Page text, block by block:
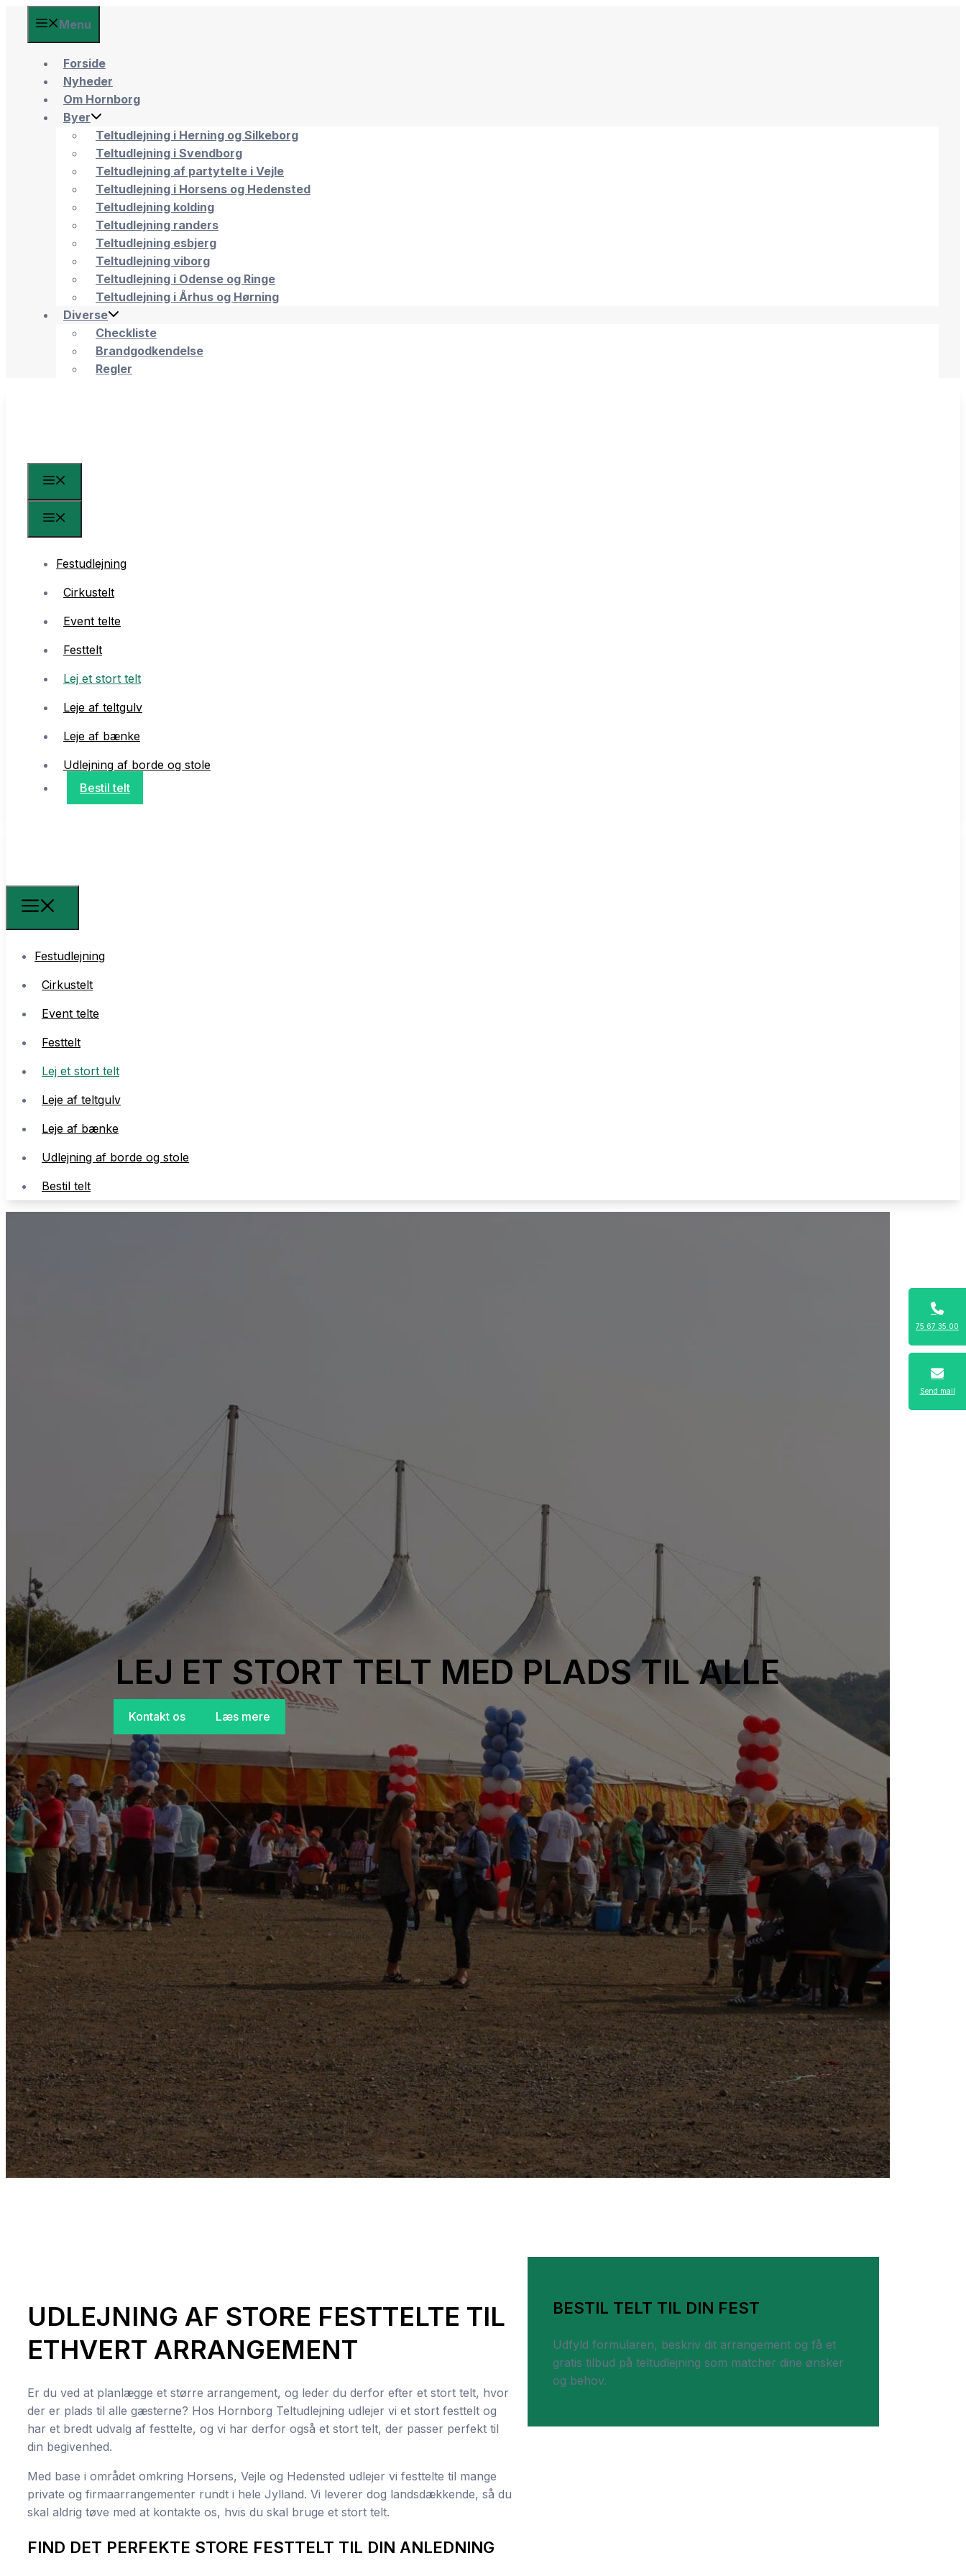
Menu
Forside
Nyheder
Om Hornborg
Byer
Teltudlejning i Herning og Silkeborg
Teltudlejning i Svendborg
Teltudlejning af partytelte i Vejle
Teltudlejning i Horsens og Hedensted
Teltudlejning kolding
Teltudlejning randers
Teltudlejning esbjerg
Teltudlejning viborg
Teltudlejning i Odense og Ringe
Teltudlejning i Århus og Hørning
Diverse
Checkliste
Brandgodkendelse
Regler
Festudlejning
Cirkustelt
Event telte
Festtelt
Lej et stort telt
Leje af teltgulv
Leje af bænke
Udlejning af borde og stole
Bestil telt
Festudlejning
Cirkustelt
Event telte
Festtelt
Lej et stort telt
Leje af teltgulv
Leje af bænke
Udlejning af borde og stole
Bestil telt
LEJ ET STORT TELT MED PLADS TIL ALLE
Kontakt os Læs mere
UDLEJNING AF STORE FESTTELTE TIL
ETHVERT ARRANGEMENT
Er du ved at planlægge et større arrangement, og leder du derfor efter et stort telt, hvor
der er plads til alle gæsterne? Hos Hornborg Teltudlejning udlejer vi et stort festtelt og
har et bredt udvalg af festtelte, og vi har derfor også et stort telt, der passer perfekt til
din begivenhed.
Med base i området omkring Horsens, Vejle og Hedensted udlejer vi festtelte til mange
private og firmaarrangementer rundt i hele Jylland. Vi leverer dog landsdækkende, så du
skal aldrig tøve med at kontakte os, hvis du skal bruge et stort telt.
FIND DET PERFEKTE STORE FESTTELT TIL DIN ANLEDNING
BESTIL TELT TIL DIN FEST
Udfyld formularen, beskriv dit arrangement og få et
gratis tilbud på teltudlejning som matcher dine ønsker
og behov.
75 67 35 00
Send mail